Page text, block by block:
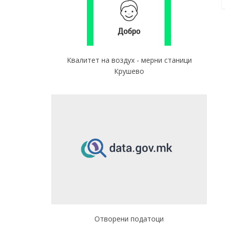
Квалитет на воздух - мерни станици
Крушево
Отворени податоци